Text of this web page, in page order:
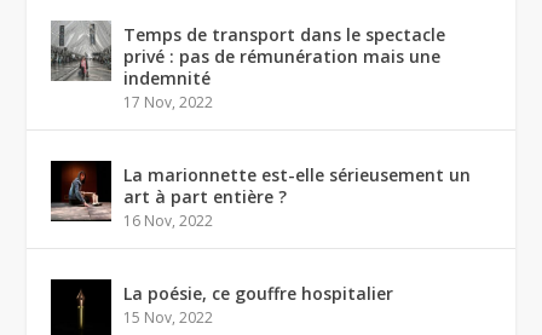
Temps de transport dans le spectacle
privé : pas de rémunération mais une
indemnité
17 Nov, 2022
La marionnette est-elle sérieusement un
art à part entière ?
16 Nov, 2022
La poésie, ce gouffre hospitalier
15 Nov, 2022